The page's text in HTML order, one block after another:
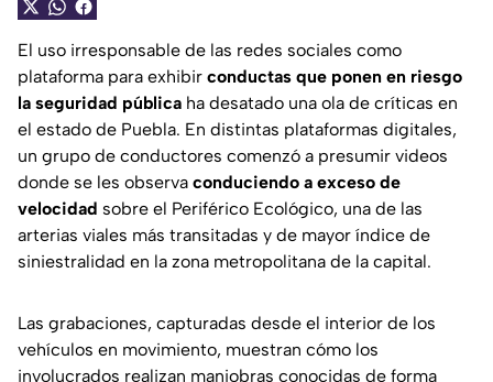
El uso irresponsable de las redes sociales como
plataforma para exhibir conductas que ponen en riesgo
la seguridad pública ha desatado una ola de críticas en
el estado de Puebla. En distintas plataformas digitales,
un grupo de conductores comenzó a presumir videos
donde se les observa conduciendo a exceso de
velocidad sobre el Periférico Ecológico, una de las
arterias viales más transitadas y de mayor índice de
siniestralidad en la zona metropolitana de la capital.
Las grabaciones, capturadas desde el interior de los
vehículos en movimiento, muestran cómo los
involucrados realizan maniobras conocidas de forma